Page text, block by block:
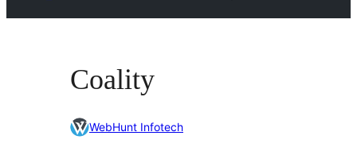
기
Coality
WebHunt Infotech